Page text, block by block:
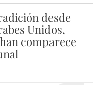
desde
Unidos,
comparece